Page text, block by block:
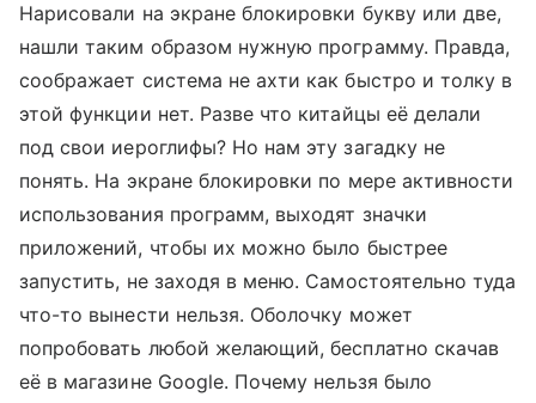
Нарисовали на экране блокировки букву или две,
нашли таким образом нужную программу. Правда,
соображает система не ахти как быстро и толку в
этой функции нет. Разве что китайцы её делали
под свои иероглифы? Но нам эту загадку не
понять. На экране блокировки по мере активности
использования программ, выходят значки
приложений, чтобы их можно было быстрее
запустить, не заходя в меню. Самостоятельно туда
что-то вынести нельзя. Оболочку может
попробовать любой желающий, бесплатно скачав
её в магазине Google. Почему нельзя было